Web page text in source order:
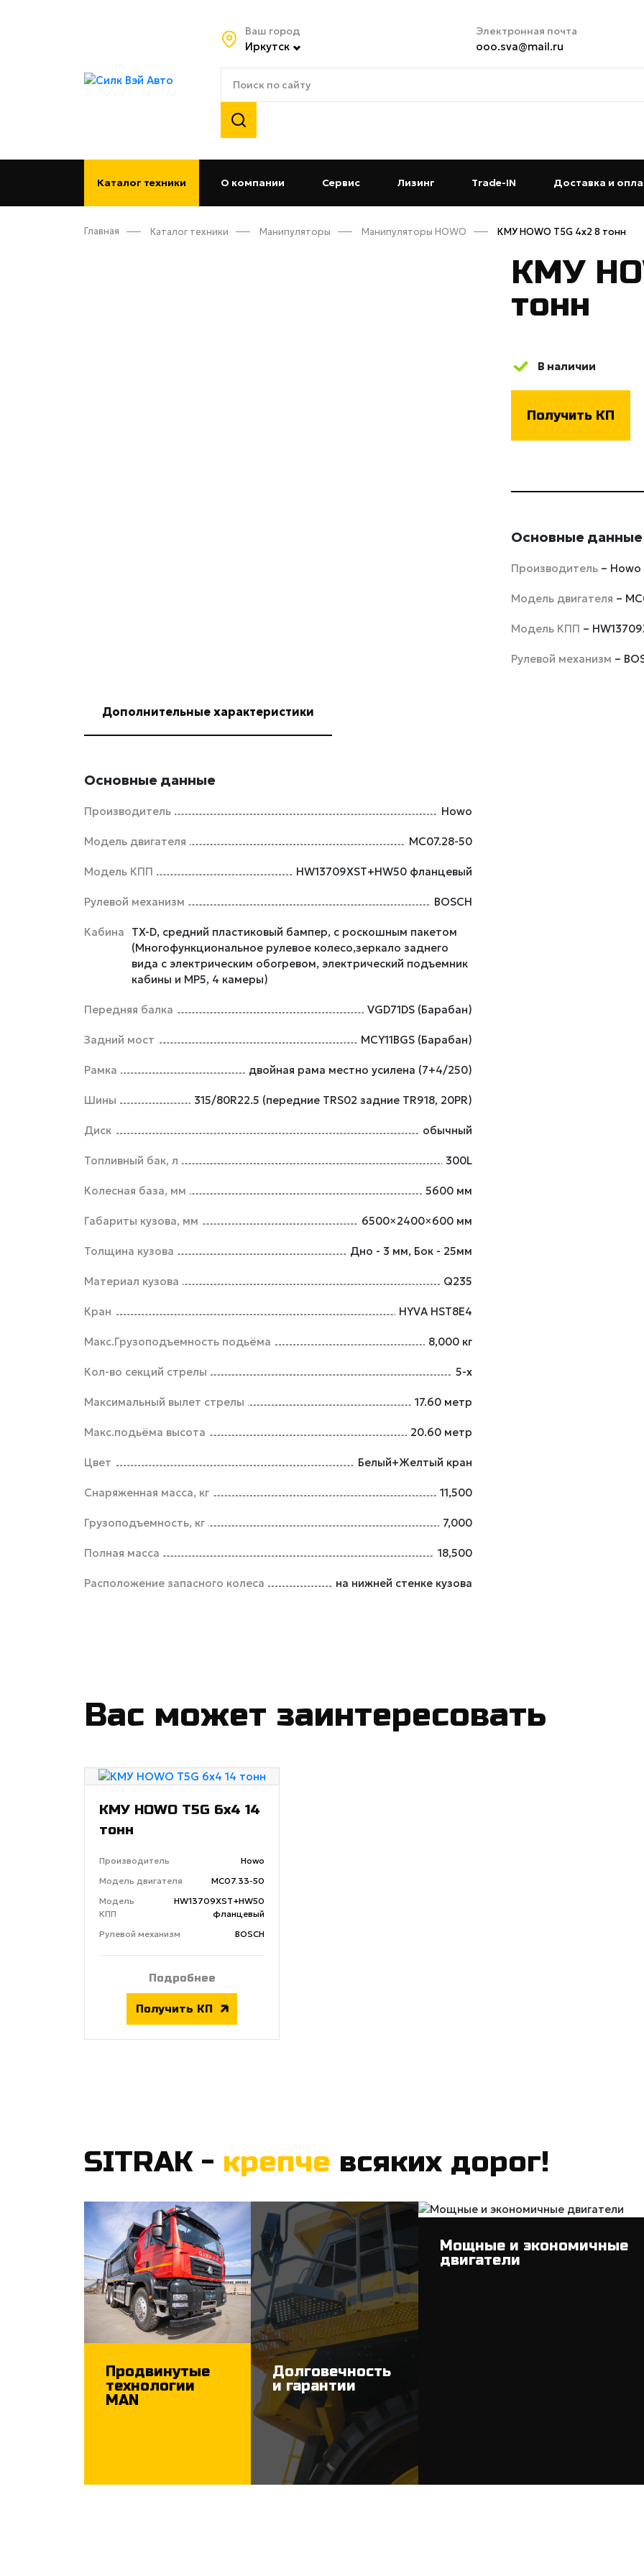
Ваш город
Иркутск
Электронная почта
ooo.sva@mail.ru
Каталог техники О компании (current)Сервис(current)Лизинг (current)Trade-IN (current)Доставка и
Главная Каталог техники Манипуляторы Манипуляторы HOWO КМУ HOWO T5G 4x2 8 тонн
КМУ
тонн
В наличии
Получить КП
Основные данные
Производитель – Howo
Модель двигателя –
Модель КПП –
Рулевой механизм –
Дополнительные характеристики
Основные данные
Производитель Howo
Модель двигателя MC07.28-50
Модель КПП HW13709XST+HW50 фланцевый
Рулевой механизм BOSCH
Кабина
TX-D, средний пластиковый бампер, с роскошным пакетом
(Многофункциональное рулевое колесо,зеркало заднего
вида с электрическим обогревом, электрический подъемник
кабины и MP5, 4 камеры)
Передняя балка VGD71DS (Барабан)
Задний мост MCY11BGS (Барабан)
Рамка двойная рама местно усилена (7+4/250)
Шины 315/80R22.5 (передние TRS02 задние TR918, 20PR)
Диск обычный
Топливный бак, л 300L
Колесная база, мм 5600 мм
Габариты кузова, мм 6500×2400×600 мм
Толщина кузова Дно - 3 мм, Бок - 25мм
Материал кузова Q235
Кран HYVA HST8E4
Макс.Грузоподъемность подьёма 8,000 кг
Кол-во секций стрелы 5-х
Максимальный вылет стрелы 17.60 метр
Макс.подьёма высота 20.60 метр
Цвет Белый+Желтый кран
Снаряженная масса, кг 11,500
Грузоподъемность, кг 7,000
Полная масса 18,500
Расположение запасного колеса на нижней стенке кузова
Вас может заинтересовать
КМУ HOWO T5G 6x4 14
тонн
Производитель
Howo
Модель двигателя
MC07.33-50
Модель
КПП
HW13709XST+HW50
фланцевый
Рулевой механизм
BOSCH
Подробнее
Получить КП
SITRAK - крепче всяких дорог!
Продвинутые
технологии
MAN
Долговечность
и гарантии
Мощные и экономичные
двигатели